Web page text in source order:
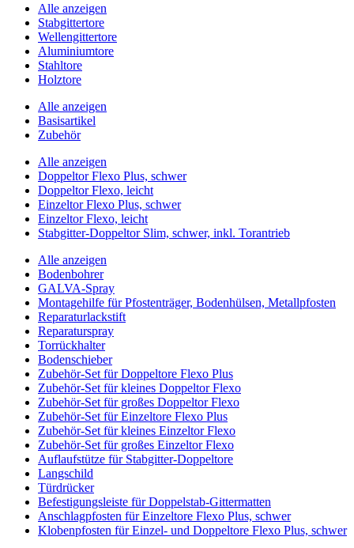
Alle anzeigen
Stabgittertore
Wellengittertore
Aluminiumtore
Stahltore
Holztore
Alle anzeigen
Basisartikel
Zubehör
Alle anzeigen
Doppeltor Flexo Plus, schwer
Doppeltor Flexo, leicht
Einzeltor Flexo Plus, schwer
Einzeltor Flexo, leicht
Stabgitter-Doppeltor Slim, schwer, inkl. Torantrieb
Alle anzeigen
Bodenbohrer
GALVA-Spray
Montagehilfe für Pfostenträger, Bodenhülsen, Metallpfosten
Reparaturlackstift
Reparaturspray
Torrückhalter
Bodenschieber
Zubehör-Set für Doppeltore Flexo Plus
Zubehör-Set für kleines Doppeltor Flexo
Zubehör-Set für großes Doppeltor Flexo
Zubehör-Set für Einzeltore Flexo Plus
Zubehör-Set für kleines Einzeltor Flexo
Zubehör-Set für großes Einzeltor Flexo
Auflaufstütze für Stabgitter-Doppeltore
Langschild
Türdrücker
Befestigungsleiste für Doppelstab-Gittermatten
Anschlagpfosten für Einzeltore Flexo Plus, schwer
Klobenpfosten für Einzel- und Doppeltore Flexo Plus, schwer